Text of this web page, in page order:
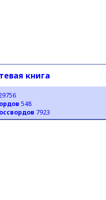
548
7923
книга